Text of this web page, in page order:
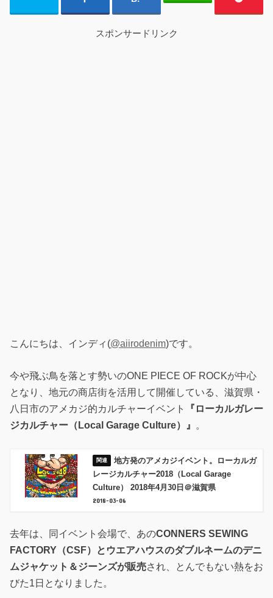
スポンサードリンク
こんにちは、インディ(@aiirodenim)です。
今や飛ぶ鳥を落とす勢いのONE PIECE OF ROCKが中心
となり、地元の商店街を活用して開催している、滋賀県・
八日市のアメカジ的カルチャーイベント
『ローカルガレー
ジカルチャー（Local Garage Culture）』
。
地方発のアメカジイベント。ローカルガ
レージカルチャー2018（Local Garage
Culture） 2018年4月30日＠滋賀県
2018-03-06
去年は、同イベント会場で、あのCONNERS SEWING
FACTORY（CSF）
とウエアハウスのダブルネームのデニ
ムジャケット＆ジーンズが販売され、とんでもない熱をお
びた1日となりました。